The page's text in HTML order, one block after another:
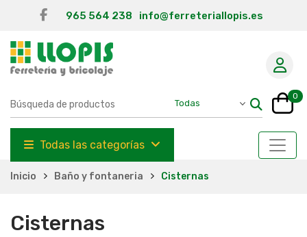
965 564 238 info@ferreteriallopis.es
0
Todas las categorías
Inicio Baño y fontaneria Cisternas
Cisternas